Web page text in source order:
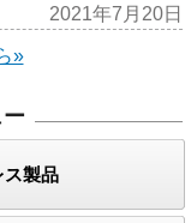
2021年7月20日
»
ス製品